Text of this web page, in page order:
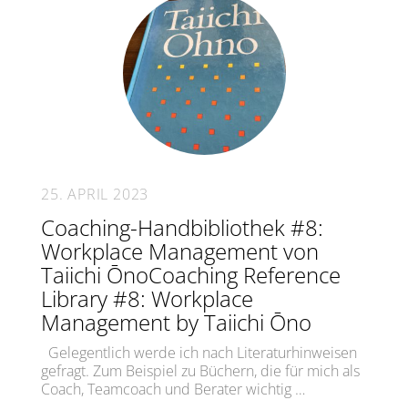
25. APRIL 2023
Coaching-Handbibliothek #8:
Workplace Management von
Taiichi ŌnoCoaching Reference
Library #8: Workplace
Management by Taiichi Ōno
Gelegentlich werde ich nach Literaturhinweisen
gefragt. Zum Beispiel zu Büchern, die für mich als
Coach, Teamcoach und Berater wichtig …